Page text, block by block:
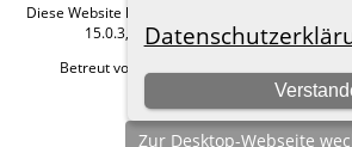
Diese Website läuft mit
15.0.3, programmiert von Darrin
Betreut von
Hier geht es zum
Zur Desktop-Webseite